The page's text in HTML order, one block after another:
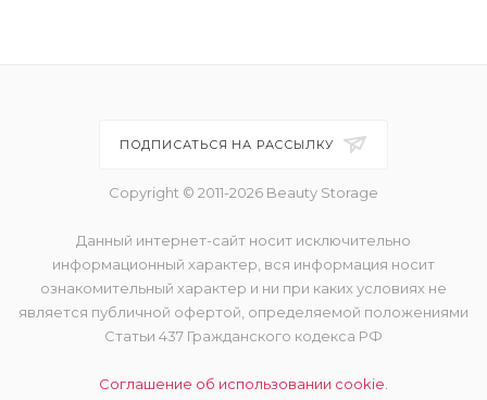
ПОДПИСАТЬСЯ НА РАССЫЛКУ
Copyright © 2011-2026 Beauty Storage
Данный интернет-сайт носит исключительно
информационный характер, вся информация носит
ознакомительный характер и ни при каких условиях не
является публичной офертой, определяемой положениями
Статьи 437 Гражданского кодекса РФ
Соглашение об использовании cookie.